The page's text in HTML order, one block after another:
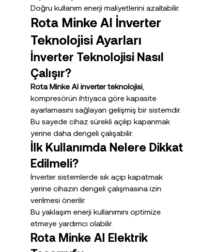
Doğru kullanım enerji maliyetlerini azaltabilir.
Rota Minke AI İnverter
Teknolojisi Ayarları
İnverter Teknolojisi Nasıl
Çalışır?
Rota Minke AI inverter teknolojisi,
kompresörün ihtiyaca göre kapasite
ayarlamasını sağlayan gelişmiş bir sistemdir.
Bu sayede cihaz sürekli açılıp kapanmak
yerine daha dengeli çalışabilir.
İlk Kullanımda Nelere Dikkat
Edilmeli?
İnverter sistemlerde sık açıp kapatmak
yerine cihazın dengeli çalışmasına izin
verilmesi önerilir.
Bu yaklaşım enerji kullanımını optimize
etmeye yardımcı olabilir.
Rota Minke AI Elektrik